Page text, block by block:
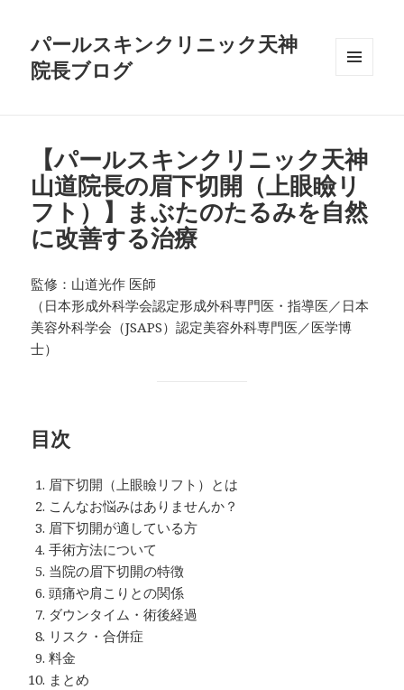
パールスキンクリニック天神
院長ブログ
【パールスキンクリニック天神
山道院長の眉下切開（上眼瞼リ
フト）】まぶたのたるみを自然
に改善する治療
監修：山道光作 医師
（日本形成外科学会認定形成外科専門医・指導医／日本
美容外科学会（JSAPS）認定美容外科専門医／医学博
士）
目次
眉下切開（上眼瞼リフト）とは
こんなお悩みはありませんか？
眉下切開が適している方
手術方法について
当院の眉下切開の特徴
頭痛や肩こりとの関係
ダウンタイム・術後経過
リスク・合併症
料金
まとめ